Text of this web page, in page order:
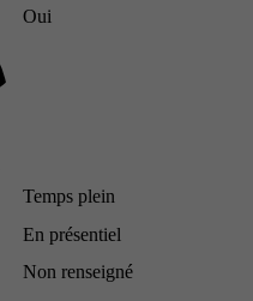
Oui
Temps plein
En présentiel
Non renseigné